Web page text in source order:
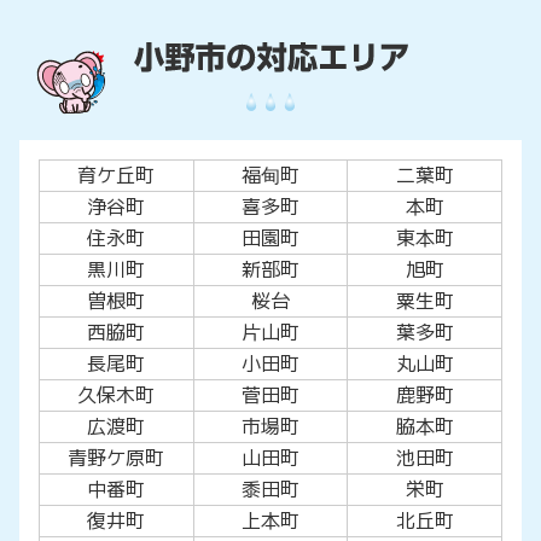
育ケ丘町 福甸町
二葉町
浄谷町
喜多町
本町
住永町
田園町
東本町
黒川町
新部町
旭町
曽根町
桜台
粟生町
西脇町
片山町
葉多町
長尾町
小田町
丸山町
久保木町
菅田町
鹿野町
広渡町
市場町
脇本町
青野ケ原町
山田町
池田町
中番町
黍田町
栄町
復井町
上本町
北丘町